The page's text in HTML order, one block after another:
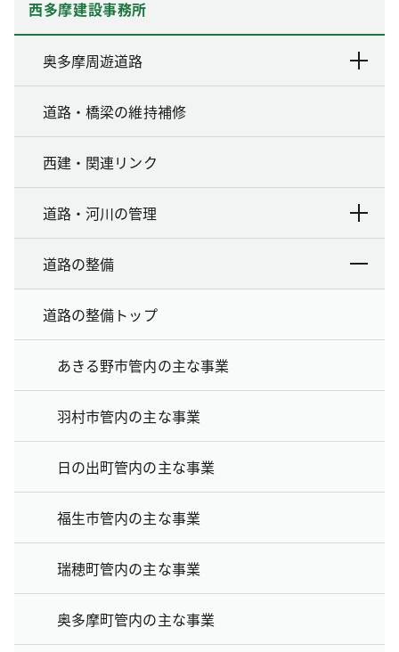
西多摩建設事務所
奥多摩周遊道路
道路・橋梁の維持補修
西建・関連リンク
道路・河川の管理
道路の整備
道路の整備トップ
あきる野市管内の主な事業
羽村市管内の主な事業
日の出町管内の主な事業
福生市管内の主な事業
瑞穂町管内の主な事業
奥多摩町管内の主な事業